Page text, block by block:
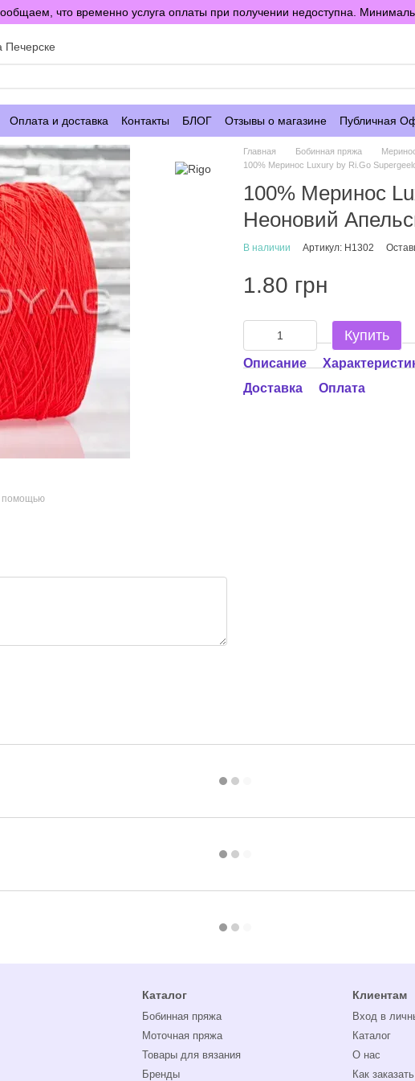
что временно услуга оплаты при получении недоступна.
Печерске
Оплата и доставка Контакты БЛОГ Отзывы о магазине Публичная
помощью
Главная Бобинная пряжа
100% Меринос Luxury by Ri.Go
100% Меринос
Неоновий
В наличии Артикул: H1302
1.80 грн
Купить
Описание
Доставка
Оплата
Каталог
Бобинная пряжа
Моточная пряжа
Товары для вязания
Бренды
Клиентам
Вход в
Каталог
О нас
Как заказать